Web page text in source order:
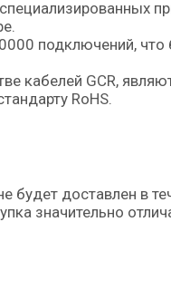
подключений, что
кабелей GCR,
RoHS.
будет доставлен в
значительно